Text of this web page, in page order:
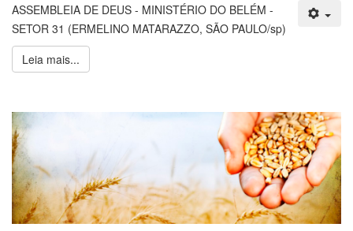
ASSEMBLEIA DE DEUS - MINISTÉRIO DO BELÉM -
SETOR 31 (ERMELINO MATARAZZO, SÃO PAULO/sp)
Leia mais...